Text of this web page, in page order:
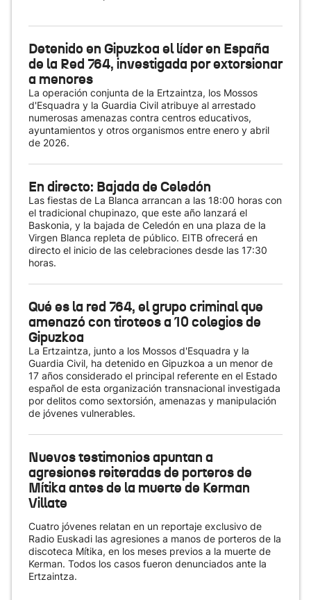
Detenido en Gipuzkoa el líder en España
de la Red 764, investigada por extorsionar
a menores
La operación conjunta de la Ertzaintza, los Mossos
d'Esquadra y la Guardia Civil atribuye al arrestado
numerosas amenazas contra centros educativos,
ayuntamientos y otros organismos entre enero y abril
de 2026.
En directo: Bajada de Celedón
Las fiestas de La Blanca arrancan a las 18:00 horas con
el tradicional chupinazo, que este año lanzará el
Baskonia, y la bajada de Celedón en una plaza de la
Virgen Blanca repleta de público. EITB ofrecerá en
directo el inicio de las celebraciones desde las 17:30
horas.
Qué es la red 764, el grupo criminal que
amenazó con tiroteos a 10 colegios de
Gipuzkoa
La Ertzaintza, junto a los Mossos d'Esquadra y la
Guardia Civil, ha detenido en Gipuzkoa a un menor de
17 años considerado el principal referente en el Estado
español de esta organización transnacional investigada
por delitos como sextorsión, amenazas y manipulación
de jóvenes vulnerables.
Nuevos testimonios apuntan a
agresiones reiteradas de porteros de
Mítika antes de la muerte de Kerman
Villate
Cuatro jóvenes relatan en un reportaje exclusivo de
Radio Euskadi las agresiones a manos de porteros de la
discoteca Mítika, en los meses previos a la muerte de
Kerman. Todos los casos fueron denunciados ante la
Ertzaintza.